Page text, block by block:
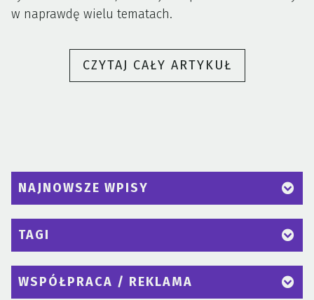
w naprawdę wielu tematach.
CZYTAJ CAŁY ARTYKUŁ
–
NAJNOWSZE WPISY
TAGI
WSPÓŁPRACA / REKLAMA